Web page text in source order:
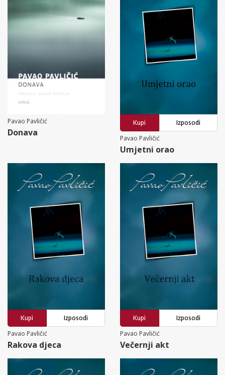
Pavao Pavličić
Donava
Kupi
Izposodi
Pavao Pavličić
Umjetni orao
Kupi
Izposodi
Pavao Pavličić
Rakova djeca
Kupi
Izposodi
Pavao Pavličić
Večernji akt